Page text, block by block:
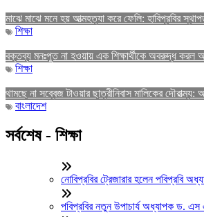
মাঝে মাঝে মনে হয় আত্মহত্যা করে ফেলি: হাবিপ্রবির
শিক্ষা
বক্তব্য মনঃপুত না হওয়ায় এক শিক্ষার্থীকে অবরুদ্ধ করল
শিক্ষা
থামছে না সব্বেজ টাওয়ার ছাত্রীনিবাস মালিকের দৌরাত্ম্য:
বাংলাদেশ
সর্বশেষ - শিক্ষা
নোবিপ্রবির ট্রেজারার হলেন পবিপ্রবি
পবিপ্রবির নতুন উপাচার্য অধ্যাপক ড. এস